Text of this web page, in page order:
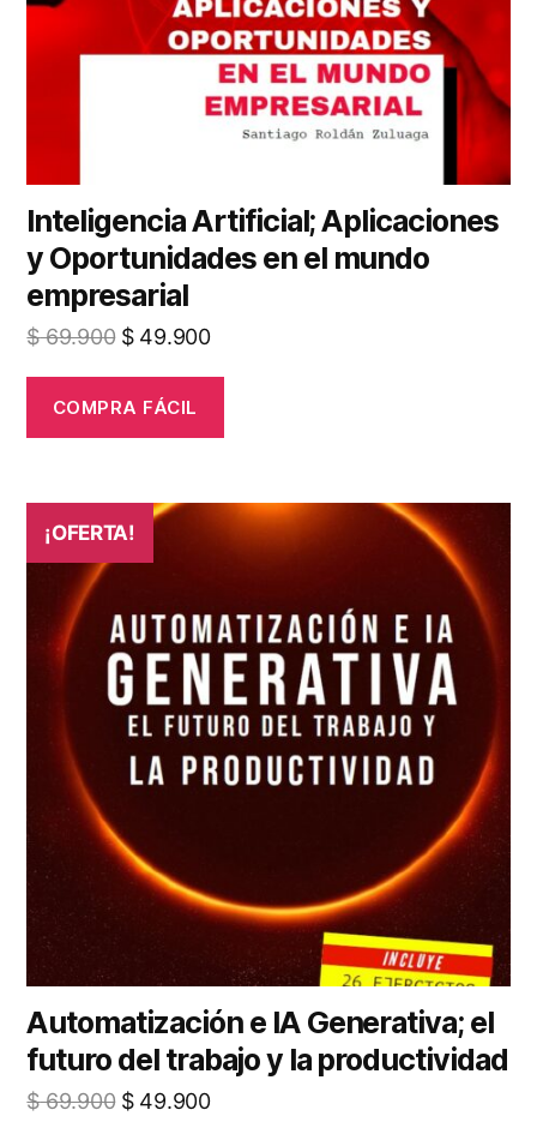
Inteligencia Artificial; Aplicaciones
y Oportunidades en el mundo
empresarial
$69.900 El
original
era:
$49.900El
es:
COMPRA FÁCIL
¡OFERTA!
Automatización e IA Generativa; el
futuro del trabajo y la productividad
$69.900 El
$49.900El